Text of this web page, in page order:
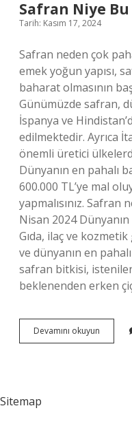
Safran Niye Bu
Tarih: Kasım 17, 2024
Safran neden çok
emek yoğun yapısı,
baharat olmasının
Günümüzde safran,
İspanya ve
edilmektedir. Ayrıca
önemli üretici
Dünyanın en pahalı
600.000 TL’ye mal
yapmalısınız. Safran
Nisan 2024
Gıda, ilaç ve
ve dünyanın en
safran bitkisi,
beklenenden erken
Devamını okuyun
Niye
Sitemap